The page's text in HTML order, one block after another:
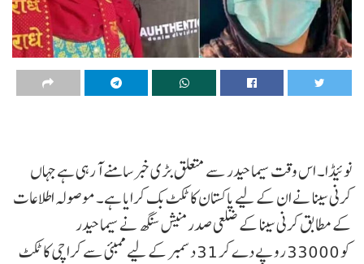
نوئیڈا۔ اس وقت سیما حیدر سے متعلق بڑی خبر سامنے آ رہی ہے جہاں
کرنی سینا نے ان کے لیے پاکستان کا ٹکٹ بک کرایا ہے۔ موصولہ اطلاعات
کے مطابق کرنی سینا کے ضلعی صدر منیش سنگھ نے سیما حیدر
کو 33000 روپے دے کر 31 دسمبر کے لیے ممبئی سے کراچی کا ٹکٹ